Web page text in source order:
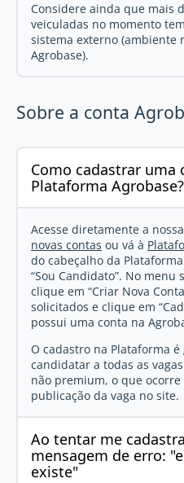
Considere ainda que mais
veiculadas no momento
sistema externo (ambiente
Agrobase).
Sobre a conta
Como cadastrar uma
Plataforma Agrobase?
Acesse diretamente a nossa
novas contas ou vá à
do cabeçalho da
“Sou Candidato”. No
clique em “Criar Nova
solicitados e clique em
possui uma conta na
O cadastro na Plataforma
candidatar a todas as
não premium, o que
publicação da vaga no site.
Ao tentar me
mensagem de erro:
existe"